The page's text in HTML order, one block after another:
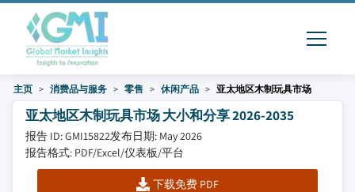
主页 消费品与服务 零售 休闲产品 亚太地区木制玩具市场
亚太地区木制玩具市场 大小和分享 2026-2035
报告 ID: GMI15822发布日期: May 2026
报告格式: PDF/Excel/仪表板/平台
下载免费 PDF